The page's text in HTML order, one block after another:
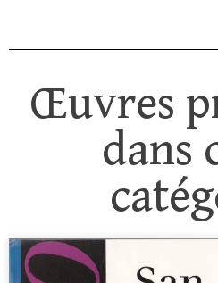
Œuvres
dans